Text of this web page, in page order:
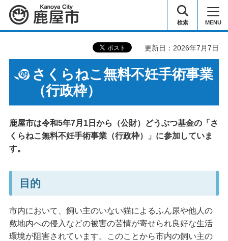
鹿屋市 検索 MENU
更新日：2026年7月7日
さくらねこ無料不妊手術事業
（行政枠）
鹿屋市は令和5年7月1日から（公財）どうぶつ基金の「さ
くらねこ無料不妊手術事業（行政枠）」に参加していま
す。
目的
市内において、飼い主のいない猫によるふん尿や他人の
敷地内への侵入などの被害の苦情が寄せられ良好な生活
環境が阻害されています。このことから市内の飼い主の